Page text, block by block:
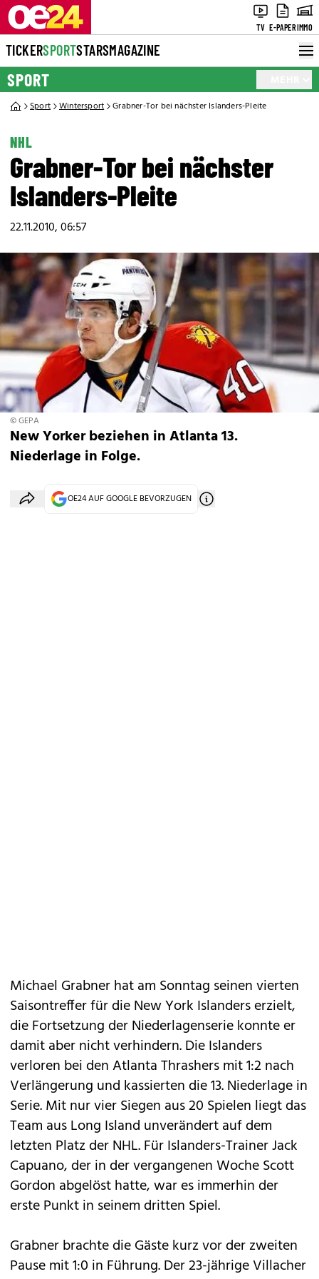
TV E-PAPERIMMO
TICKERSPORTSTARSMAGAZINE
SPORT
Sport Wintersport Grabner-Tor bei nächster Islanders-Pleite
NHL
Grabner-Tor bei nächster
Islanders-Pleite
22.11.2010, 06:57
© GEPA
New Yorker beziehen in Atlanta 13.
Niederlage in Folge.
OE24 AUF GOOGLE BEVORZUGEN
Michael Grabner hat am Sonntag seinen vierten
Saisontreffer für die New York Islanders erzielt,
die Fortsetzung der Niederlagenserie konnte er
damit aber nicht verhindern. Die Islanders
verloren bei den Atlanta Thrashers mit 1:2 nach
Verlängerung und kassierten die 13. Niederlage in
Serie. Mit nur vier Siegen aus 20 Spielen liegt das
Team aus Long Island unverändert auf dem
letzten Platz der NHL. Für Islanders-Trainer Jack
Capuano, der in der vergangenen Woche Scott
Gordon abgelöst hatte, war es immerhin der
erste Punkt in seinem dritten Spiel.
Grabner brachte die Gäste kurz vor der zweiten
Pause mit 1:0 in Führung. Der 23-jährige Villacher